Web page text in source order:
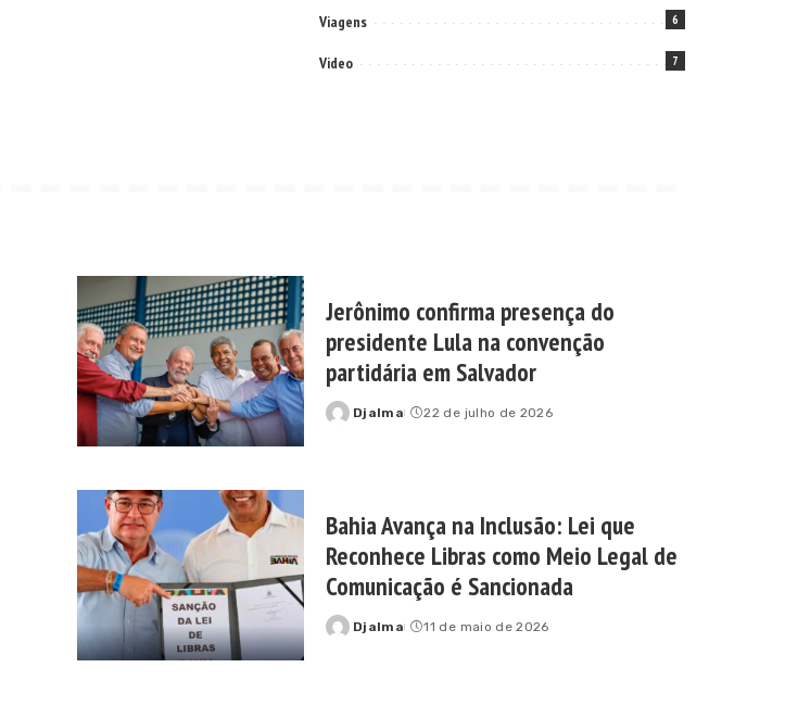
Viagens 6
Video 7
Jerônimo confirma presença do
presidente Lula na convenção
partidária em Salvador
Posted
Djalma 22 de julho de 2026
Bahia Avança na Inclusão: Lei que
Reconhece Libras como Meio Legal de
Comunicação é Sancionada
Posted
Djalma 11 de maio de 2026